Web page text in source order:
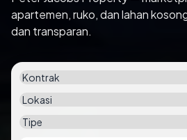
apartemen, ruko, dan lahan
dan transparan.